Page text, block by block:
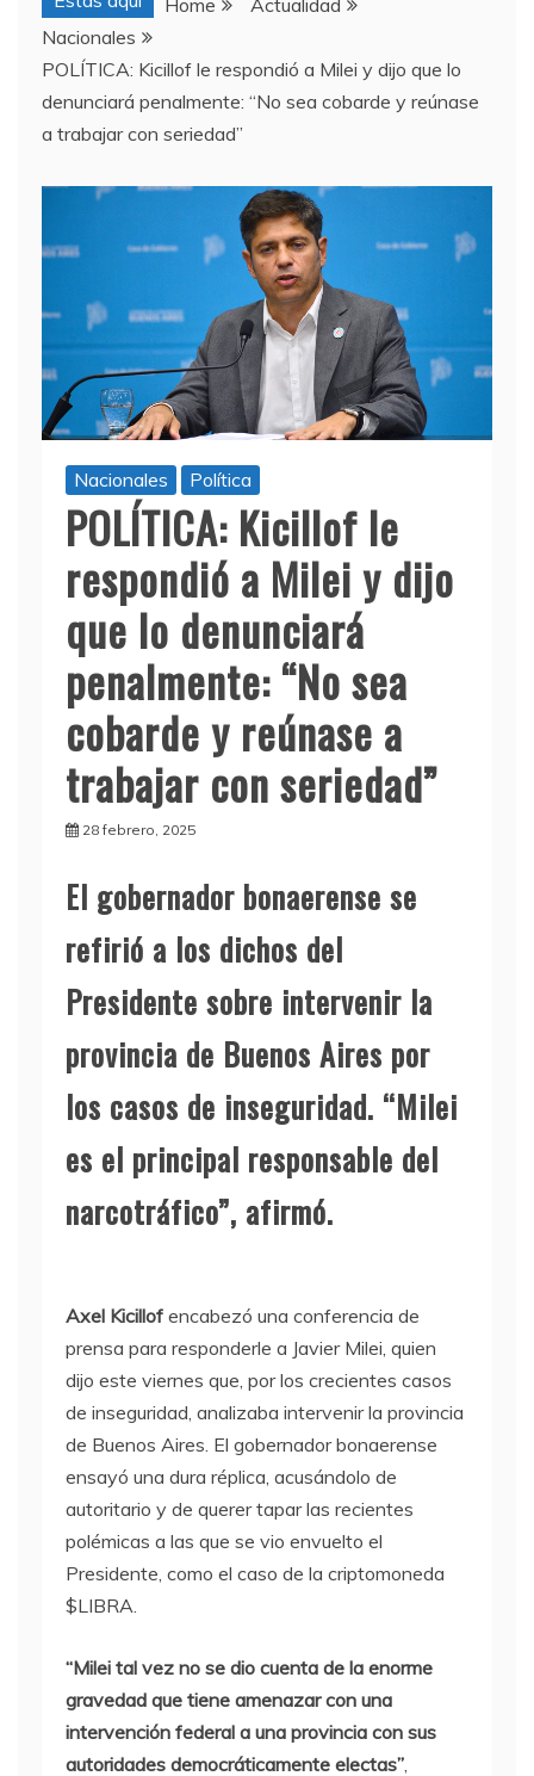
Home
Actualidad
Nacionales
POLÍTICA: Kicillof le respondió a Milei y dijo que lo
denunciará penalmente: “No sea cobarde y reúnase
a trabajar con seriedad”
Nacionales Política
POLÍTICA: Kicillof le
respondió a Milei y dijo
que lo denunciará
penalmente: “No sea
cobarde y reúnase a
trabajar con seriedad”
28 febrero, 2025
El gobernador bonaerense se
refirió a los dichos del
Presidente sobre intervenir la
provincia de Buenos Aires por
los casos de inseguridad. “Milei
es el principal responsable del
narcotráfico”, afirmó.
Axel Kicillof encabezó una conferencia de
prensa para responderle a Javier Milei, quien
dijo este viernes que, por los crecientes casos
de inseguridad, analizaba intervenir la provincia
de Buenos Aires. El gobernador bonaerense
ensayó una dura réplica, acusándolo de
autoritario y de querer tapar las recientes
polémicas a las que se vio envuelto el
Presidente, como el caso de la criptomoneda
$LIBRA.
“Milei tal vez no se dio cuenta de la enorme
gravedad que tiene amenazar con una
intervención federal a una provincia con sus
autoridades democráticamente electas”,